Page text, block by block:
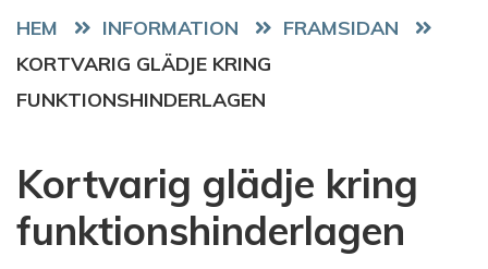
HEM
FRAMSIDAN
KORTVARIG GLÄDJE KRING
FUNKTIONSHINDERLAGEN
Kortvarig glädje kring
funktionshinderlagen